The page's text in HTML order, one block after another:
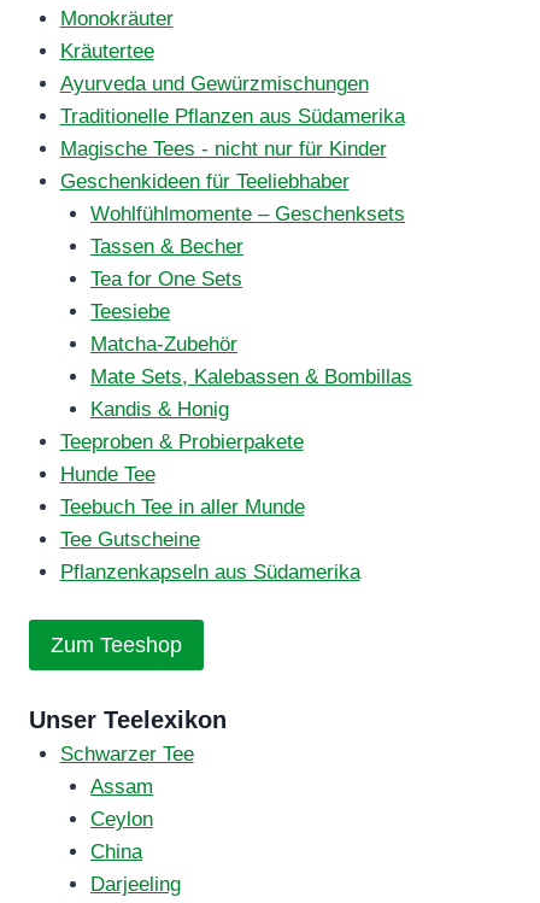
Monokräuter
Kräutertee
Ayurveda und Gewürzmischungen
Traditionelle Pflanzen aus Südamerika
Magische Tees - nicht nur für Kinder
Geschenkideen für Teeliebhaber
Wohlfühlmomente – Geschenksets
Tassen & Becher
Tea for One Sets
Teesiebe
Matcha-Zubehör
Mate Sets, Kalebassen & Bombillas
Kandis & Honig
Teeproben & Probierpakete
Hunde Tee
Teebuch Tee in aller Munde
Tee Gutscheine
Pflanzenkapseln aus Südamerika
Zum Teeshop
Unser Teelexikon
Schwarzer Tee
Assam
Ceylon
China
Darjeeling